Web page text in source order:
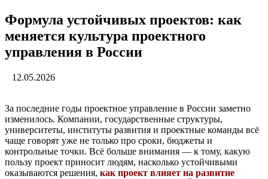
Формула устойчивых проектов: как
меняется культура проектного
управления в России
12.05.2026
За последние годы проектное управление в России заметно
изменилось. Компании, государственные структуры,
университеты, институты развития и проектные команды всё
чаще говорят уже не только про сроки, бюджеты и
контрольные точки. Всё больше внимания — к тому, какую
пользу проект приносит людям, насколько устойчивыми
оказываются решения, как проект влияет на развитие